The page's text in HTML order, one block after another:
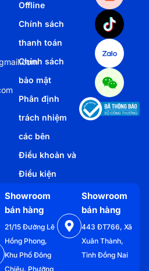
Offline
Chính sách
thanh toán
Chính sách
bảo mật
Phân định
trách nhiệm
các bên
Điều khoản và
Điều kiện
Showroom
bán hàng
21/15 Đường Lê
Hồng Phong,
Khu Phố Đông
Chiêu, Phường
Showroom
bán hàng
443 ĐT766, Xã
Xuân Thành,
Tỉnh Đồng Nai